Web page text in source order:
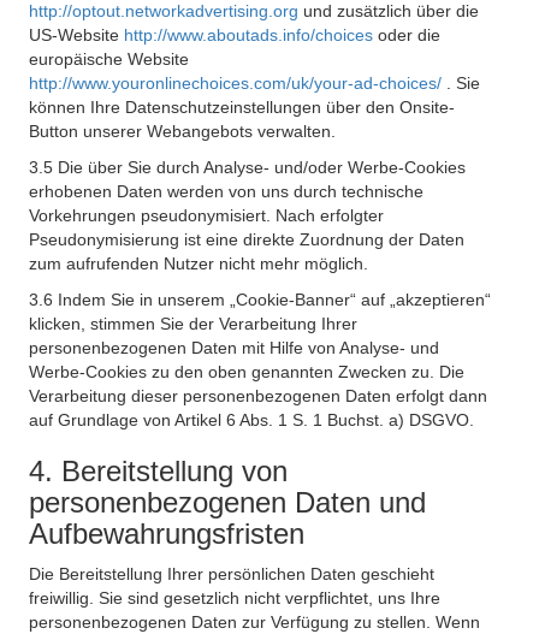
http://optout.networkadvertising.org und zusätzlich über die
US-Website http://www.aboutads.info/choices oder die
europäische Website
http://www.youronlinechoices.com/uk/your-ad-choices/
. Sie
können Ihre Datenschutzeinstellungen über den Onsite-
Button unserer Webangebots verwalten.
3.5 Die über Sie durch Analyse- und/oder Werbe-Cookies
erhobenen Daten werden von uns durch technische
Vorkehrungen pseudonymisiert. Nach erfolgter
Pseudonymisierung ist eine direkte Zuordnung der Daten
zum aufrufenden Nutzer nicht mehr möglich.
3.6 Indem Sie in unserem „Cookie-Banner“ auf „akzeptieren“
klicken, stimmen Sie der Verarbeitung Ihrer
personenbezogenen Daten mit Hilfe von Analyse- und
Werbe-Cookies zu den oben genannten Zwecken zu. Die
Verarbeitung dieser personenbezogenen Daten erfolgt dann
auf Grundlage von Artikel 6 Abs. 1 S. 1 Buchst. a) DSGVO.
4. Bereitstellung von
personenbezogenen Daten und
Aufbewahrungsfristen
Die Bereitstellung Ihrer persönlichen Daten geschieht
freiwillig. Sie sind gesetzlich nicht verpflichtet, uns Ihre
personenbezogenen Daten zur Verfügung zu stellen. Wenn